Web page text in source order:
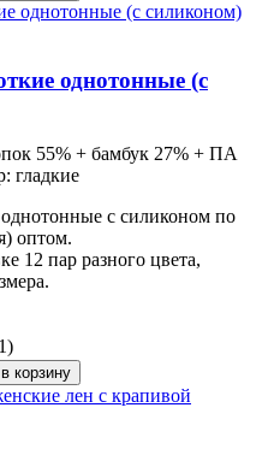
однотонные (с
55% + бамбук 27% + ПА
гладкие
с силиконом по
оптом.
12 пар разного цвета,